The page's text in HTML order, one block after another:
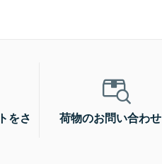
をさ
荷物のお問い合わせ